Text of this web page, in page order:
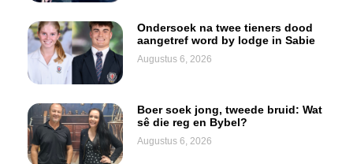
Ondersoek na twee tieners dood
aangetref word by lodge in Sabie
Augustus 6, 2026
Boer soek jong, tweede bruid: Wat
sê die reg en Bybel?
Augustus 6, 2026